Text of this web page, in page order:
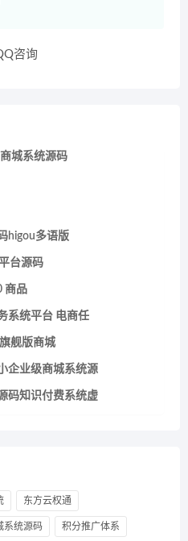
咨询
城系统源码
higou多语版
台源码
商品
系统平台 电商任
舰版商城
企业级商城系统源
码知识付费系统虚
东方云权通
系统源码 积分推广体系